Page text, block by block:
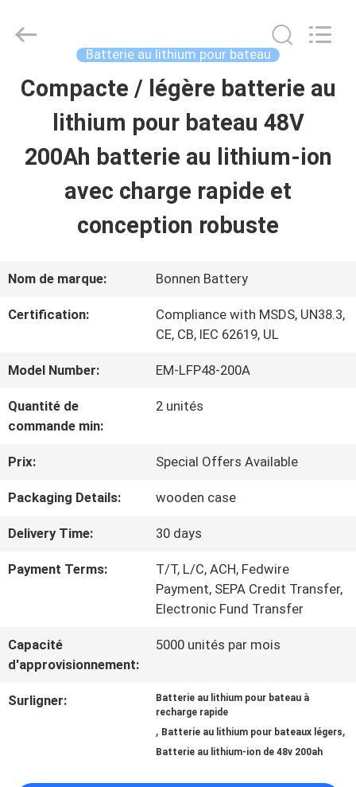
APERÇU
PRODUITS
PROPOS
DE
NOUS
VISITE
D'USINE
CONTRÔLE
DE
LA
QUALITÉ
NOUVELLES
Bonnen
Battery
Batterie au lithium pour bateau
Compacte / légère batterie au
lithium pour bateau 48V
200Ah batterie au lithium-ion
avec charge rapide et
conception robuste
Nom de marque: Bonnen Battery
Certification:
Compliance with MSDS, UN38.3,
CE, CB, IEC 62619, UL
Model Number: EM-LFP48-200A
Quantité de
commande min:
2 unités
Prix: Special Offers Available
Packaging Details: wooden case
Delivery Time: 30 days
Payment Terms:
T/T, L/C, ACH, Fedwire
Payment, SEPA Credit Transfer,
Electronic Fund Transfer
Capacité
d'approvisionnement:
5000 unités par mois
Surligner:
Batterie au lithium pour bateau à
recharge rapide
, Batterie au lithium pour bateaux légers,
Batterie au lithium-ion de 48v 200ah